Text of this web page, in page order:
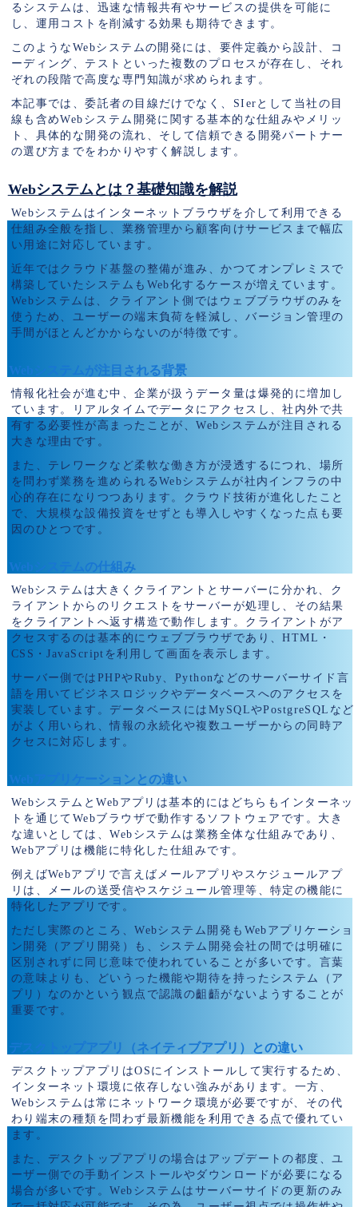
るシステムは、迅速な情報共有やサービスの提供を可能に
し、運用コストを削減する効果も期待できます。
このようなWebシステムの開発には、要件定義から設計、コ
ーディング、テストといった複数のプロセスが存在し、それ
ぞれの段階で高度な専門知識が求められます。
本記事では、委託者の目線だけでなく、SIerとして当社の目
線も含めWebシステム開発に関する基本的な仕組みやメリッ
ト、具体的な開発の流れ、そして信頼できる開発パートナー
の選び方までをわかりやすく解説します。
Webシステムとは？基礎知識を解説
Webシステムはインターネットブラウザを介して利用できる
仕組み全般を指し、業務管理から顧客向けサービスまで幅広
い用途に対応しています。
近年ではクラウド基盤の整備が進み、かつてオンプレミスで
構築していたシステムもWeb化するケースが増えています。
Webシステムは、クライアント側ではウェブブラウザのみを
使うため、ユーザーの端末負荷を軽減し、バージョン管理の
手間がほとんどかからないのが特徴です。
Webシステムが注目される背景
情報化社会が進む中、企業が扱うデータ量は爆発的に増加し
ています。リアルタイムでデータにアクセスし、社内外で共
有する必要性が高まったことが、Webシステムが注目される
大きな理由です。
また、テレワークなど柔軟な働き方が浸透するにつれ、場所
を問わず業務を進められるWebシステムが社内インフラの中
心的存在になりつつあります。クラウド技術が進化したこと
で、大規模な設備投資をせずとも導入しやすくなった点も要
因のひとつです。
Webシステムの仕組み
Webシステムは大きくクライアントとサーバーに分かれ、ク
ライアントからのリクエストをサーバーが処理し、その結果
をクライアントへ返す構造で動作します。クライアントがア
クセスするのは基本的にウェブブラウザであり、HTML・
CSS・JavaScriptを利用して画面を表示します。
サーバー側ではPHPやRuby、Pythonなどのサーバーサイド言
語を用いてビジネスロジックやデータベースへのアクセスを
実装しています。データベースにはMySQLやPostgreSQLなど
がよく用いられ、情報の永続化や複数ユーザーからの同時ア
クセスに対応します。
Webアプリケーションとの違い
WebシステムとWebアプリは基本的にはどちらもインターネッ
トを通じてWebブラウザで動作するソフトウェアです。大き
な違いとしては、Webシステムは業務全体な仕組みであり、
Webアプリは機能に特化した仕組みです。
例えばWebアプリで言えばメールアプリやスケジュールアプ
リは、メールの送受信やスケジュール管理等、特定の機能に
特化したアプリです。
ただし実際のところ、Webシステム開発もWebアプリケーショ
ン開発（アプリ開発）も、システム開発会社の間では明確に
区別されずに同じ意味で使われていることが多いです。言葉
の意味よりも、どいうった機能や期待を持ったシステム（ア
プリ）なのかという観点で認識の齟齬がないようすることが
重要です。
デスクトップアプリ（ネイティブアプリ）との違い
デスクトップアプリはOSにインストールして実行するため、
インターネット環境に依存しない強みがあります。一方、
Webシステムは常にネットワーク環境が必要ですが、その代
わり端末の種類を問わず最新機能を利用できる点で優れてい
ます。
また、デスクトップアプリの場合はアップデートの都度、ユ
ーザー側での手動インストールやダウンロードが必要になる
場合が多いです。Webシステムはサーバーサイドの更新のみ